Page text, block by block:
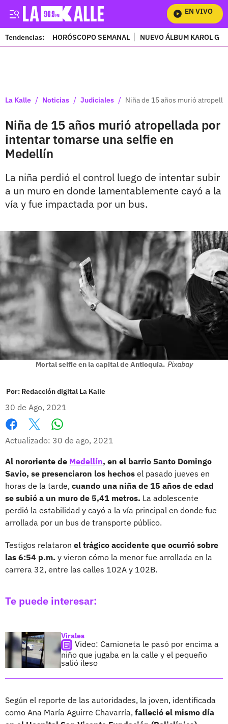
EN VIVO
Tendencias: HORÓSCOPO SEMANAL NUEVO ÁLBUM KAROL G
La Kalle / Noticias / Judiciales / Niña de 15 años murió
Niña de 15 años murió atropellada por
intentar tomarse una selfie en
Medellín
La niña perdió el control luego de intentar subir
a un muro en donde lamentablemente cayó a la
vía y fue impactada por un bus.
Mortal selfie en la capital de Antioquia. Pixabay
Por: Redacción digital La Kalle
30 de Ago, 2021
Facebook
X
Actualizado: 30 de ago, 2021
Al nororiente de Medellín, en el barrio Santo Domingo
Savio, se presenciaron los hechos el pasado jueves en
horas de la tarde, cuando una niña de 15 años de edad
se subió a un muro de 5,41 metros. La adolescente
perdió la estabilidad y cayó a la vía principal en donde fue
arrollada por un bus de transporte público.
Testigos relataron el trágico accidente que ocurrió sobre
las 6:54 p.m. y vieron cómo la menor fue arrollada en la
carrera 32, entre las calles 102A y 102B.
Te puede interesar:
Virales
Video: Camioneta le pasó por encima a
niño que jugaba en la calle y el pequeño
salió ileso
Según el reporte de las autoridades, la joven, identificada
como Ana María Aguirre Chavarría, falleció el mismo día